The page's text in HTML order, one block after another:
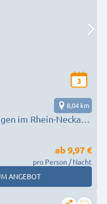
3
im Rhein-Neckar-
8,04 km
ab 9,97 €
pro Person / Nacht
ANGEBOT